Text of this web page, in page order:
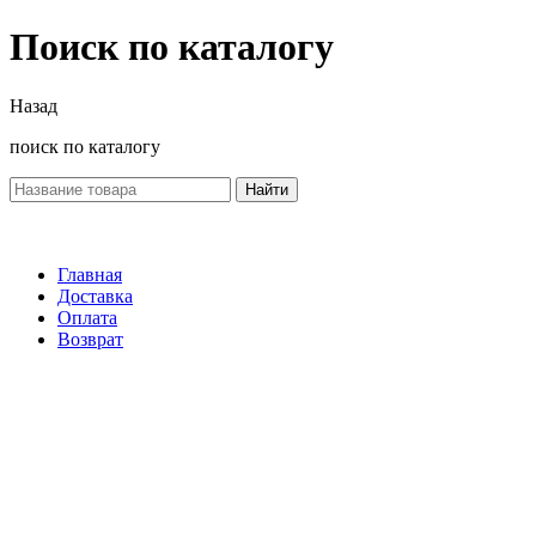
Поиск по каталогу
Назад
поиск по каталогу
Найти
Главная
Доставка
Оплата
Возврат